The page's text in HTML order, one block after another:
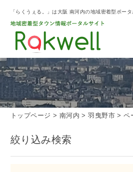
「らくうぇる。」は大阪 南河内の地域密着型ポー
トップページ > 南河内 >羽曳野市 >ペ
絞り込み検索